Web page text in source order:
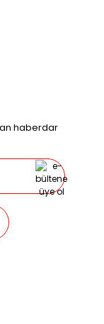
haberdar
Kredi kartı